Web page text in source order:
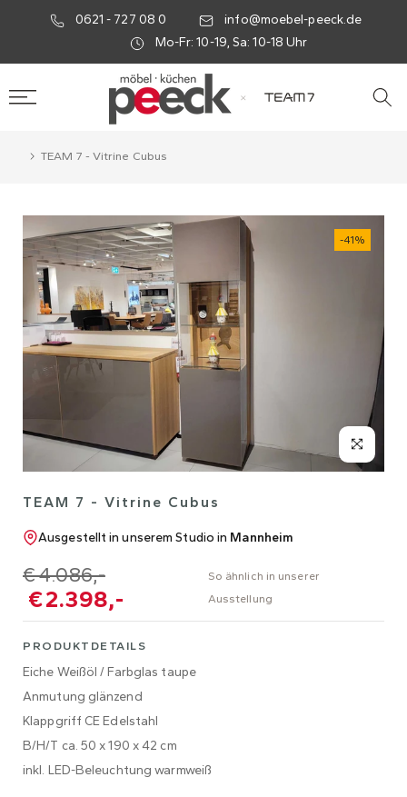
0621 - 727 08 0
info@moebel-peeck.de
Mo-Fr: 10-19, Sa: 10-18 Uhr
×
TEAM 7 - Vitrine Cubus
-41%
TEAM 7 - Vitrine Cubus
Ausgestellt in unserem Studio in Mannheim
€ 4.086,-
€ 2.398,-
So ähnlich in unserer
Ausstellung
PRODUKTDETAILS
Eiche Weißöl / Farbglas taupe
Anmutung glänzend
Klappgriff CE Edelstahl
B/H/T ca. 50 x 190 x 42 cm
inkl. LED-Beleuchtung warmweiß